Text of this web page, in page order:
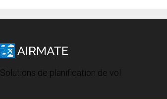
Solutions de planification de vol